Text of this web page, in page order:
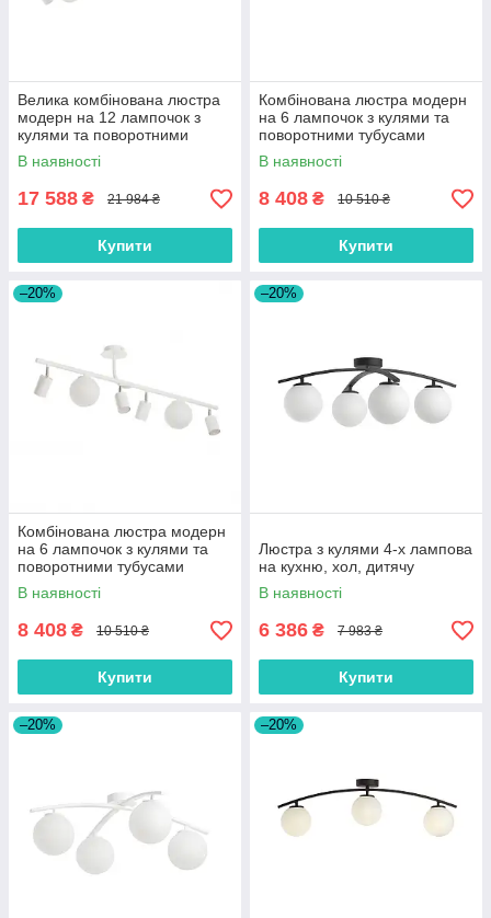
Велика комбінована люстра
модерн на 12 лампочок з
кулями та поворотними
тубусами
В наявності
17 588 ₴ 21 984 ₴
Купити
Комбінована люстра модерн
на 6 лампочок з кулями та
поворотними тубусами
В наявності
8 408 ₴ 10 510 ₴
Купити
–20%
Комбінована люстра модерн
на 6 лампочок з кулями та
поворотними тубусами
В наявності
8 408 ₴ 10 510 ₴
Купити
–20%
Люстра з кулями 4-х лампова
на кухню, хол, дитячу
В наявності
6 386 ₴ 7 983 ₴
Купити
–20% –20%